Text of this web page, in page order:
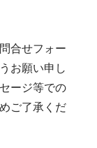
合せフォー
お願い申し
ージ等での
ご了承くだ